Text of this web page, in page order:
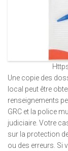
Une copie des
local peut être
renseignements
GRC et la police
judiciaire. Votre
sur la protection
ou des erreurs. Si